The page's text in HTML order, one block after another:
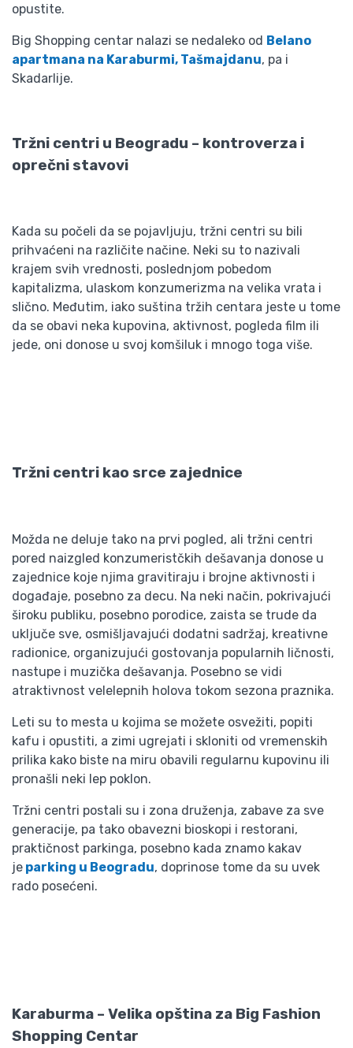
opustite.
Big Shopping centar nalazi se nedaleko od Belano
apartmana na Karaburmi, Tašmajdanu, pa i
Skadarlije.
Tržni centri u Beogradu – kontroverza i
oprečni stavovi
Kada su počeli da se pojavljuju, tržni centri su bili
prihvaćeni na različite načine. Neki su to nazivali
krajem svih vrednosti, poslednjom pobedom
kapitalizma, ulaskom konzumerizma na velika vrata i
slično. Međutim, iako suština tržih centara jeste u tome
da se obavi neka kupovina, aktivnost, pogleda film ili
jede, oni donose u svoj komšiluk i mnogo toga više.
Tržni centri kao srce zajednice
Možda ne deluje tako na prvi pogled, ali tržni centri
pored naizgled konzumeristčkih dešavanja donose u
zajednice koje njima gravitiraju i brojne aktivnosti i
događaje, posebno za decu. Na neki način, pokrivajući
široku publiku, posebno porodice, zaista se trude da
uključe sve, osmišljavajući dodatni sadržaj, kreativne
radionice, organizujući gostovanja popularnih ličnosti,
nastupe i muzička dešavanja. Posebno se vidi
atraktivnost velelepnih holova tokom sezona praznika.
Leti su to mesta u kojima se možete osvežiti, popiti
kafu i opustiti, a zimi ugrejati i skloniti od vremenskih
prilika kako biste na miru obavili regularnu kupovinu ili
pronašli neki lep poklon.
Tržni centri postali su i zona druženja, zabave za sve
generacije, pa tako obavezni bioskopi i restorani,
praktičnost parkinga, posebno kada znamo kakav
je parking u Beogradu, doprinose tome da su uvek
rado posećeni.
Karaburma – Velika opština za Big Fashion
Shopping Centar